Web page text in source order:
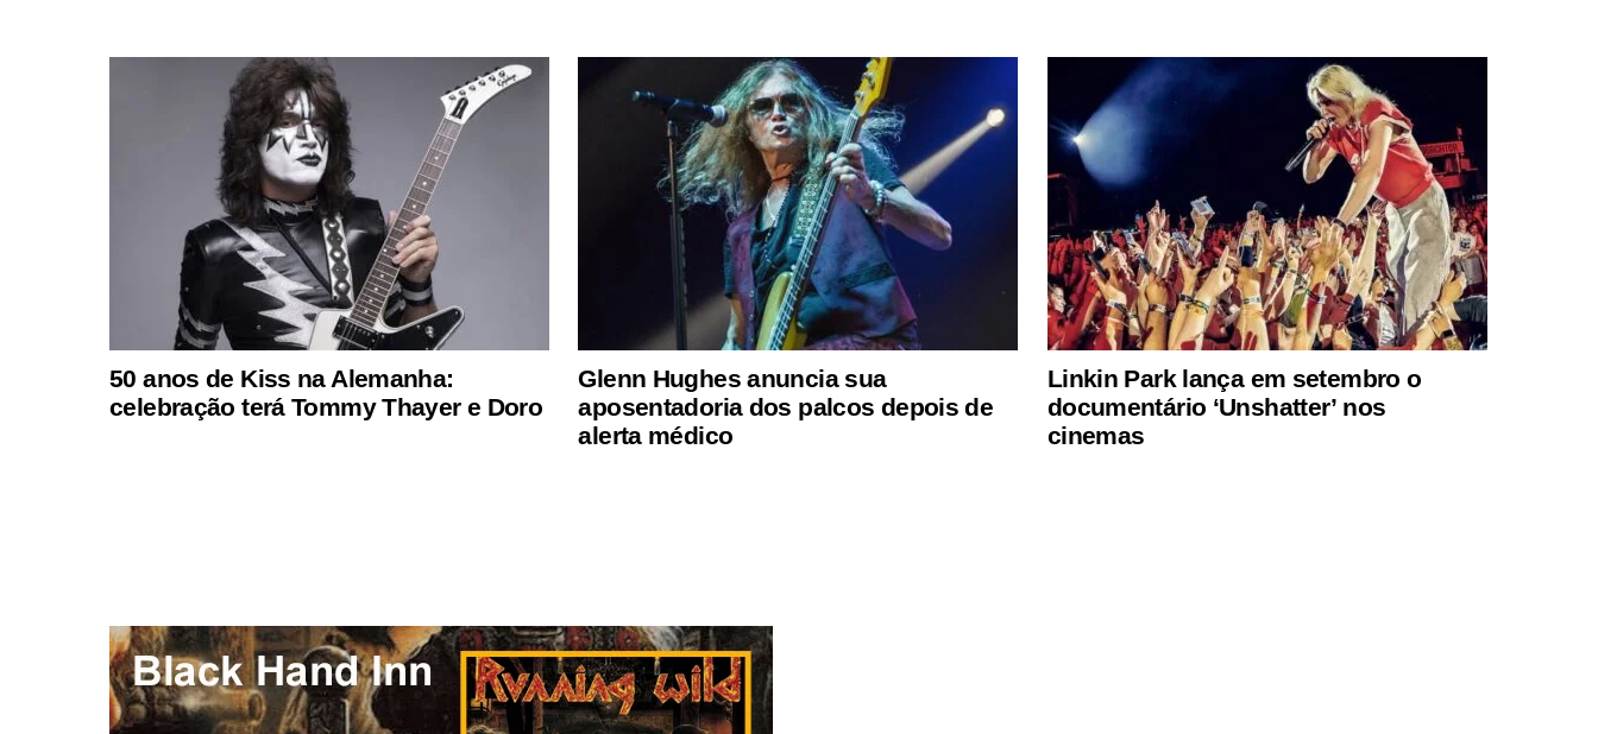
50 anos de Kiss na Alemanha:
celebração terá Tommy Thayer e Doro
Glenn Hughes anuncia sua
aposentadoria dos palcos depois de
alerta médico
Linkin Park lança em setembro o
documentário ‘Unshatter’ nos
cinemas